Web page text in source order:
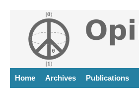
Home Archives Publications